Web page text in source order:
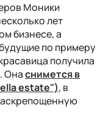
Моники
лет
бизнесе, а
по примеру
получила
Онаснимется в
estate"), в